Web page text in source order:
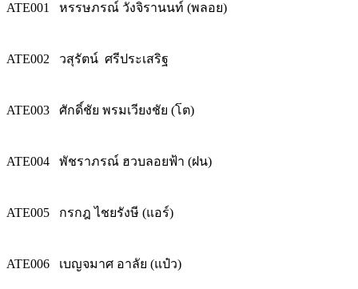
ATE001 หรรษภรณ์ วังจิรานนท์ (พลอย)
ATE002 วสุรัตน์ ศรีประเสริฐ
ATE003 ศักดิ์ชัย พรมเวียงชัย (โต)
ATE004 พัชราภรณ์ ฮวบลอยฟ้า (ฝน)
ATE005 กรกฎ ไชยรังษี (แอร์)
ATE006 เบญจมาศ อาลัย (แป๋ว)